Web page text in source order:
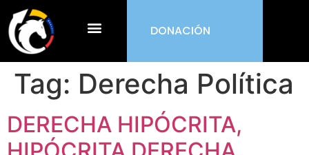
DONACIÓN
Tag: Derecha Política
DERECHA HIPÓCRITA,